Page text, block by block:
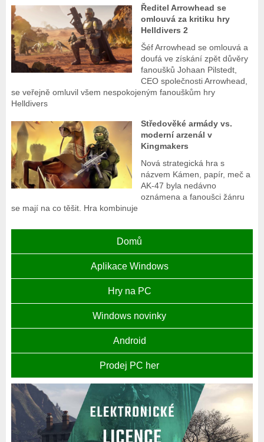
Ředitel Arrowhead se
omlouvá za kritiku hry
Helldivers 2
Šéf Arrowhead se omlouvá a
doufá ve získání zpět důvěry
fanoušků Johaan Pilstedt,
CEO společnosti Arrowhead,
se veřejně omluvil všem nespokojeným fanouškům hry
Helldivers
Středověké armády vs.
moderní arzenál v
Kingmakers
Nová strategická hra s
názvem Kámen, papír, meč a
AK-47 byla nedávno
oznámena a fanoušci žánru
se mají na co těšit. Hra kombinuje
Domů
Aplikace Windows
Hry na PC
Windows novinky
Android
Prodej PC her